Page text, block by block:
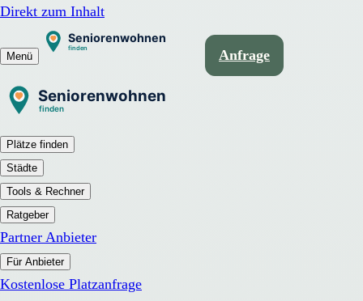
Direkt zum Inhalt
Menü Anfrage
Plätze finden
Städte
Tools & Rechner
Ratgeber
Partner Anbieter
Für Anbieter
Kostenlose Platzanfrage